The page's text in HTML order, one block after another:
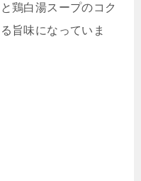
鶏白湯スープのコク
旨味になっていま